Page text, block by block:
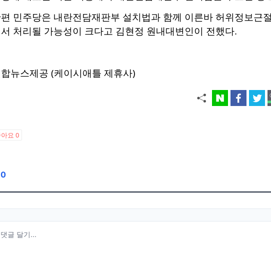
민주당은 내란전담재판부 설치법과 함께 이른바 허위정보
처리될 가능성이 크다고 김현정 원내대변인이 전했다.
뉴스제공 (케이시애틀 제휴사)
요 0
0